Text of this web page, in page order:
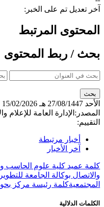
تعديل تم على الخبر:
المرتبط
/ ربط المحتوى
27/08/1447 هـ
15/02/2026 م
الإدارة العامة للإعلام
أخبار مرتبطة
آخر الأخبار
عميد كلية علوم الحاسب
بوكالة الجامعة
كلمة رئيسة مركز بحوث
الدلالية